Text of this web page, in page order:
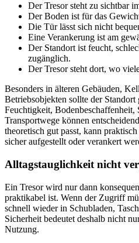
Der Tresor steht zu sichtbar
Der Boden ist für das
Die Tür lässt sich nicht
Eine Verankerung ist am
Der Standort ist feucht,
zugänglich.
Der Tresor steht dort, wo
Besonders in älteren Gebäuden,
Betriebsobjekten sollte der Standort
Feuchtigkeit, Bodenbeschaffenheit,
Transportwege können
theoretisch gut passt, kann
sicher aufgestellt oder verankert
Alltagstauglichkeit nicht
Ein Tresor wird nur dann
praktikabel ist. Wenn der Zugriff
schnell wieder in Schubladen,
Sicherheit bedeutet deshalb nicht
Nutzung.